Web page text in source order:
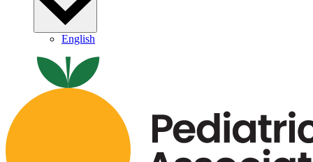
English